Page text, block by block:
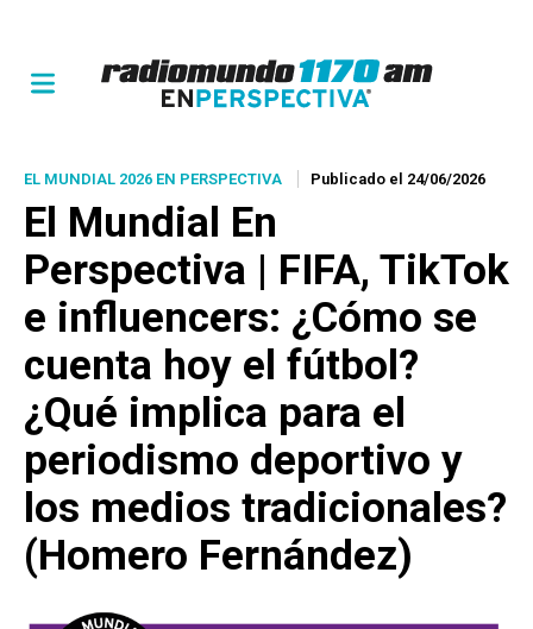
EL MUNDIAL 2026 EN PERSPECTIVA Publicado el 24/06/2026
El Mundial En
Perspectiva | FIFA, TikTok
e influencers: ¿Cómo se
cuenta hoy el fútbol?
¿Qué implica para el
periodismo deportivo y
los medios tradicionales?
(Homero Fernández)